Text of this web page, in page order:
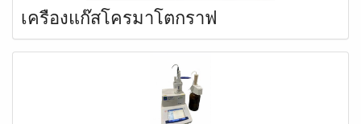
เครื่องแก๊สโครมาโตกราฟ